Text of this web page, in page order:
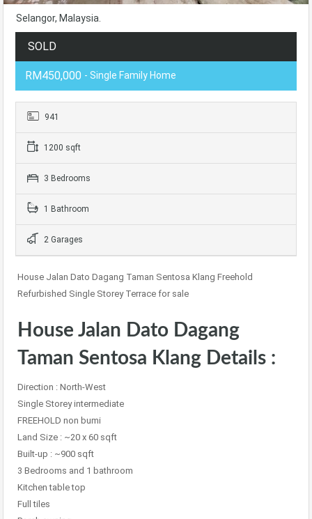
Selangor, Malaysia.
SOLD
RM450,000 - Single Family Home
941
1200 sqft
3 Bedrooms
1 Bathroom
2 Garages
House Jalan Dato Dagang Taman Sentosa Klang Freehold
Refurbished Single Storey Terrace for sale
House Jalan Dato Dagang
Taman Sentosa Klang Details :
Direction : North-West
Single Storey intermediate
FREEHOLD non bumi
Land Size : ~20 x 60 sqft
Built-up : ~900 sqft
3 Bedrooms and 1 bathroom
Kitchen table top
Full tiles